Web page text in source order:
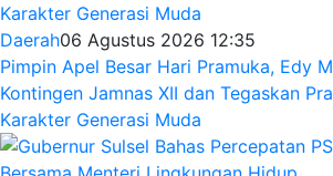
Daerah06 Agustus 2026 12:35
Pimpin Apel Besar Hari Pramuka, Edy
Kontingen Jamnas XII dan Tegaskan
Karakter Generasi Muda